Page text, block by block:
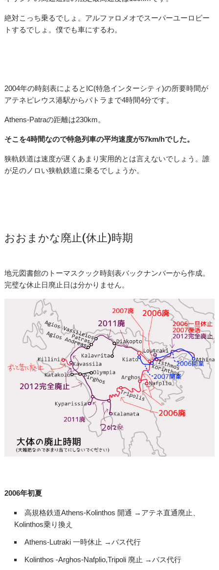
絶対こっち乗るでしょ。アルファロメオでスーパーユーロビー
トするでしょ。僕でも車にするわ。
2004年の時刻表によるとIC(特急インターシティ)の所要時間が
アテネピレウス港駅からパトラまで4時間4分です。
Athens-Patraの距離は230km。
そこを4時間なので特急列車の平均速度が57km/hでした。
狭軌鉄道は速度が遅くあまり実用的とは言えないでしょう。誰
が足のノロい狭軌鉄道に乗るでしょうか。
おおまかな廃止(休止)時期
地元図書館のトーマスクック時刻表バックナンバーから作成。
完璧な休止日廃止日は分かりません。
2006年初夏
高規格鉄道Athens-Kolinthos 開通 →アテネ直通廃止、
Kolinthos乗り換え
Athens-Lutraki 一時休止 →バス代行
Kolinthos -Arghos-Nafplio,Tripoli 廃止 →バス代行